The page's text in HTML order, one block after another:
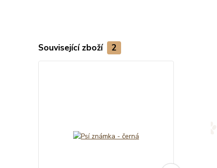
Související zboží 2